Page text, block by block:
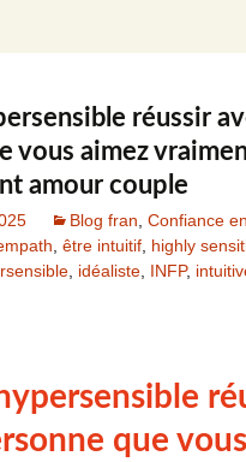
réussir
vous aimez
amour couple
Blog fran Confiance
être intuitif highly
idéaliste INFP,
que